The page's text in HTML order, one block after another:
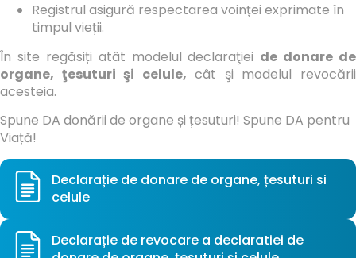
Registrul asigură respectarea voinței exprimate în
timpul vieții.
În site regăsiți atât modelul declaraţiei de donare de
organe, ţesuturi şi celule, cât şi modelul revocării
acesteia.
Spune DA donării de organe și țesuturi! Spune DA pentru
Viață!
Declarație de donare de organe, țesuturi si
celule
Declarație de revocare a declaratiei de